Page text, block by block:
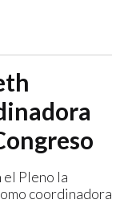
Pleno la
coordinadora